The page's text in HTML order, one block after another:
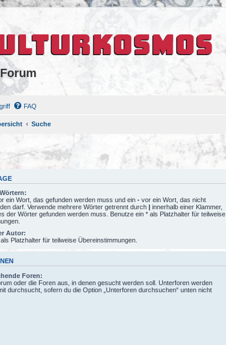
FAQ
Suche
ein Wort, das gefunden werden muss und ein - vor ein Wort, das nicht
darf. Verwende mehrere Wörter getrennt durch | innerhalb einer Klammer,
der Wörter gefunden werden muss. Benutze ein * als Platzhalter für teilweise
Autor:
Platzhalter für teilweise Übereinstimmungen.
Foren:
oder die Foren aus, in denen gesucht werden soll. Unterforen werden
durchsucht, sofern du die Option „Unterforen durchsuchen“ unten nicht